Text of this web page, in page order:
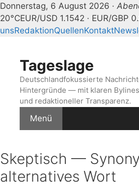
Donnerstag, 6 August 2026 ·
20°CEUR/USD 1.1542 · EUR/GBP
unsRedaktionQuellenKontakt
springenTageslage
Deutschlandfokussierte
Hintergründe — mit klaren
und redaktioneller Transparenz.
Menü
Skeptisch —
alternatives Wort